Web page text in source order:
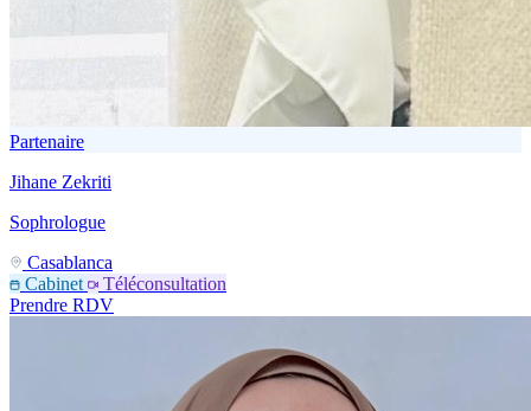
Partenaire
Jihane Zekriti
Sophrologue
Casablanca
Cabinet
Téléconsultation
Prendre RDV